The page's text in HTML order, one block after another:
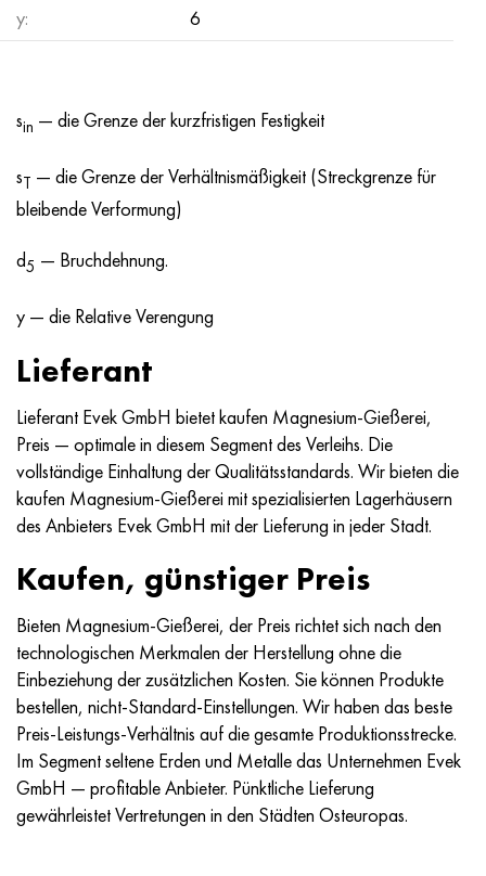
y:
6
sin — die Grenze der kurzfristigen Festigkeit
sT — die Grenze der Verhältnismäßigkeit (Streckgrenze für
bleibende Verformung)
d5 — Bruchdehnung.
y — die Relative Verengung
Lieferant
Lieferant Evek GmbH bietet kaufen Magnesium-Gießerei,
Preis — optimale in diesem Segment des Verleihs. Die
vollständige Einhaltung der Qualitätsstandards. Wir bieten die
kaufen Magnesium-Gießerei mit spezialisierten Lagerhäusern
des Anbieters Evek GmbH mit der Lieferung in jeder Stadt.
Kaufen, günstiger Preis
Bieten Magnesium-Gießerei, der Preis richtet sich nach den
technologischen Merkmalen der Herstellung ohne die
Einbeziehung der zusätzlichen Kosten. Sie können Produkte
bestellen, nicht-Standard-Einstellungen. Wir haben das beste
Preis-Leistungs-Verhältnis auf die gesamte Produktionsstrecke.
Im Segment seltene Erden und Metalle das Unternehmen Evek
GmbH — profitable Anbieter. Pünktliche Lieferung
gewährleistet Vertretungen in den Städten Osteuropas.
Nimonik 90
Haynes 25
Haynes 188
Hastelloy c22
Hastelloy C-276
Hastelloy x
Udimet 500
Udimet 720
Präzisionsrohre
N70MFV
AM-350 - ams 5548
Sustom 450® - uns S45000
Griechisch Ascoloy 418
45H14N14V2М
65H13
90H18МF
AS35G2, 36smnpb14, 1.0765
40HN2MA, 34CrNiMo4, 36hnm
38HS, 37hs
38ХА, 37Cr4, aisi 5135
40HN, 36NiCr6, aisi 3135
40HFA, 1.7223, aisi 4142
А40G, 44smn28, 1.0762, 46s20